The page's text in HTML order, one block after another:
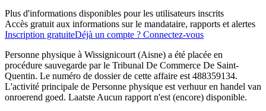
Plus d'informations disponibles pour les utilisateurs inscrits
Accès gratuit aux informations sur le mandataire, rapports et alertes
Inscription gratuiteDéjà un compte ? Connectez-vous
Personne physique à Wissignicourt (Aisne) a été placée en
procédure sauvegarde par le Tribunal De Commerce De Saint-
Quentin. Le numéro de dossier de cette affaire est 488359134.
L'activité principale de Personne physique est verhuur en handel van
onroerend goed. Laatste Aucun rapport n'est (encore) disponible.